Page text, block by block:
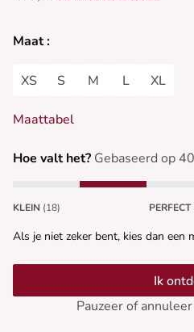
Maat :
XS S M L XL
Maattabel
Hoe valt het? Gebaseerd op
KLEIN (18) PERFECT
Als je niet zeker bent, kies dan een
Ik
Pauzeer of